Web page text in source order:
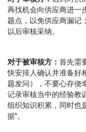
再找机会向供应商进一
题点，以免供应商漏记
以后审核采纳。
对于被审核方： 首先需
快安排人确认并准备好
题发问），不要心存侥
记录审核当中的经验教
组织知识积累，同时也
据”。